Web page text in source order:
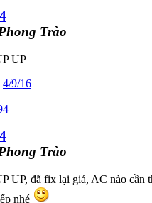
Trào
UP
4/9/16
Trào
UP, đã fix lại giá, AC nào cần
nhé